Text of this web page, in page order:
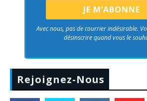
Avec nous, pas de courrier indésirable.
désinscrire quand vous le
Rejoignez-Nous